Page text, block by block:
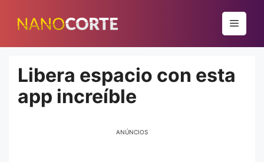
para
conteúdo
Menu
Libera espacio con esta
app increíble
ANÚNCIOS